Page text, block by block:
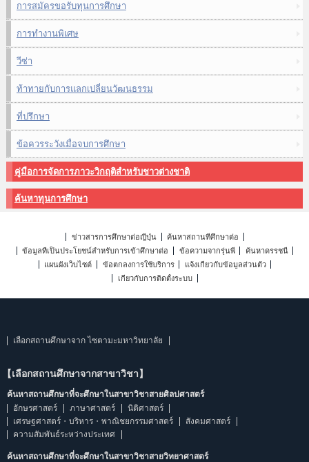
การสมัครขอรับทุนการศึกษา
การทำงานพิเศษ
วีซ่า
ท้าทายกับการแลกเปลี่ยนวัฒนธรรม
ที่ปรึกษา
ข้อควรระวังเมื่อจบการศึกษา
คู่มือการจัดการภาวะวิกฤติสำหรับชาวต่างชาติ
ค้นหาทุนการศึกษา
ข่าวสารการศึกษาต่อญี่ปุ่น
ค้นหาสถานที่ศึกษาต่อ
ข้อมูลที่เป็นประโยชน์สำหรับการเข้าศึกษาต่อ
ข้อความจากรุ่นพี่
ค้นหาดรรชนี
แผนผังเว็บไซต์
ข้อตกลงการใช้บริการ
แจ้งเกี่ยวกับข้อมูลส่วนตัว
เกี่ยวกับการติดตั้งระบบ
เลือกสถานศึกษาจาก ไซตามะมหาวิทยาลัย
【เลือกสถานศึกษาจากสาขาวิชา】
ค้นหาสถานศึกษาที่จะศึกษาในสาขาวิชาสายศิลปศาสตร์
อักษรศาสตร์
ภาษาศาสตร์
นิติศาสตร์
เศรษฐศาสตร์・บริหาร・พาณิชยกรรมศาสตร์
สังคมศาสตร์
ความสัมพันธ์ระหว่างประเทศ
ค้นหาสถานศึกษาที่จะศึกษาในสาขาวิชาสายวิทยาศาสตร์